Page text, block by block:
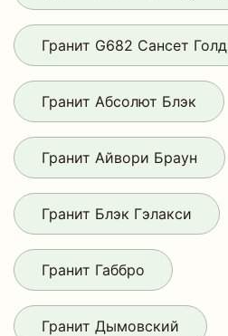
Гранит G682 Сансет Голд
Гранит Абсолют Блэк
Гранит Айвори Браун
Гранит Блэк Гэлакси
Гранит Габбро
Гранит Дымовский